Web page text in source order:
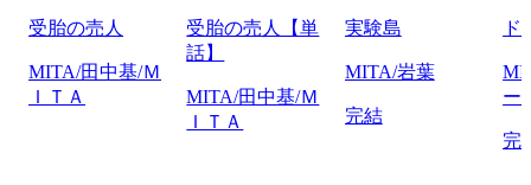
受胎の売人
MITA/田中基/Ｍ
ＩＴＡ
受胎の売人【単
話】
MITA/田中基/Ｍ
ＩＴＡ
実験島
MITA/岩葉
完結
ド
ー
完